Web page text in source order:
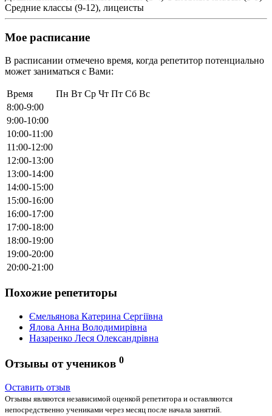
Средние классы (9-12), лицеисты
Мое расписание
В расписании отмечено время, когда репетитор потенциально
может заниматься с Вами:
Время Пн Вт Ср Чт Пт Сб Вс
8:00-9:00
9:00-10:00
10:00-11:00
11:00-12:00
12:00-13:00
13:00-14:00
14:00-15:00
15:00-16:00
16:00-17:00
17:00-18:00
18:00-19:00
19:00-20:00
20:00-21:00
Похожие репетиторы
Ємельянова Катерина Сергіївна
Ялова Анна Володимирівна
Назаренко Леся Олександрівна
Отзывы от учеников 0
Оставить отзыв
Отзывы являются независимой оценкой репетитора и оставляются
непосредственно учениками через месяц после начала занятий.